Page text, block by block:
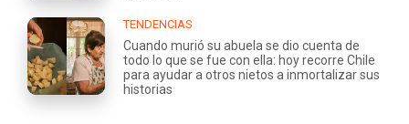
TENDENCIAS
Cuando murió su abuela se dio cuenta de
todo lo que se fue con ella: hoy recorre Chile
para ayudar a otros nietos a inmortalizar sus
historias